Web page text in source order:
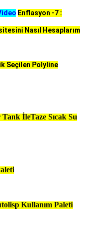
Enflasyon -7 :
Nasıl Hesaplarım
Seçilen Polyline
İleTaze Sıcak Su
Kullanım Paleti